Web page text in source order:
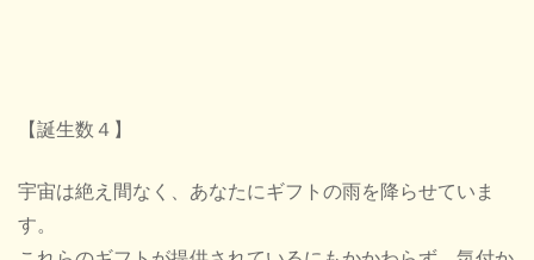
【誕生数４】
宇宙は絶え間なく、あなたにギフトの雨を降らせていま
す。